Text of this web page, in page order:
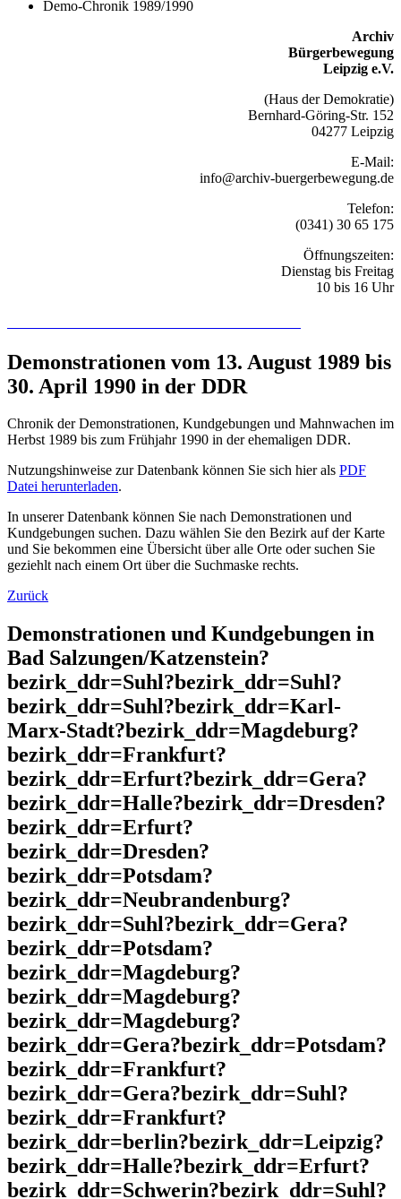
Demo-Chronik 1989/1990
Archiv
Bürgerbewegung
Leipzig e.V.
(Haus der Demokratie)
Bernhard-Göring-Str. 152
04277 Leipzig
E-Mail:
info@archiv-buergerbewegung.de
Telefon:
(0341) 30 65 175
Öffnungszeiten:
Dienstag bis Freitag
10 bis 16 Uhr
Demonstrationen vom 13. August 1989 bis
30. April 1990 in der DDR
Chronik der Demonstrationen, Kundgebungen und Mahnwachen im
Herbst 1989 bis zum Frühjahr 1990 in der ehemaligen DDR.
Nutzungshinweise zur Datenbank können Sie sich hier als PDF
Datei herunterladen.
In unserer Datenbank können Sie nach Demonstrationen und
Kundgebungen suchen. Dazu wählen Sie den Bezirk auf der Karte
und Sie bekommen eine Übersicht über alle Orte oder suchen Sie
geziehlt nach einem Ort über die Suchmaske rechts.
Zurück
Demonstrationen und Kundgebungen in
Bad Salzungen/Katzenstein?
bezirk_ddr=Suhl?bezirk_ddr=Suhl?
bezirk_ddr=Suhl?bezirk_ddr=Karl-
Marx-Stadt?bezirk_ddr=Magdeburg?
bezirk_ddr=Frankfurt?
bezirk_ddr=Erfurt?bezirk_ddr=Gera?
bezirk_ddr=Halle?bezirk_ddr=Dresden?
bezirk_ddr=Erfurt?
bezirk_ddr=Dresden?
bezirk_ddr=Potsdam?
bezirk_ddr=Neubrandenburg?
bezirk_ddr=Suhl?bezirk_ddr=Gera?
bezirk_ddr=Potsdam?
bezirk_ddr=Magdeburg?
bezirk_ddr=Magdeburg?
bezirk_ddr=Magdeburg?
bezirk_ddr=Gera?bezirk_ddr=Potsdam?
bezirk_ddr=Frankfurt?
bezirk_ddr=Gera?bezirk_ddr=Suhl?
bezirk_ddr=Frankfurt?
bezirk_ddr=berlin?bezirk_ddr=Leipzig?
bezirk_ddr=Halle?bezirk_ddr=Erfurt?
bezirk_ddr=Schwerin?bezirk_ddr=Suhl?